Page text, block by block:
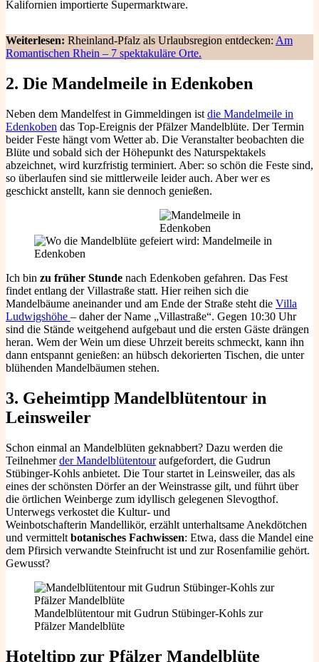
Kalifornien importierte Supermarktware.
Weiterlesen: Rheinland-Pfalz als Urlaubsregion entdecken: Am
Romantischen Rhein – 7 spektakuläre Orte.
2. Die Mandelmeile in Edenkoben
Neben dem Mandelfest in Gimmeldingen ist die Mandelmeile in
Edenkoben das Top-Ereignis der Pfälzer Mandelblüte. Der Termin
beider Feste hängt vom Wetter ab. Die Veranstalter beobachten die
Blüte und sobald sich der Höhepunkt des Naturspektakels
abzeichnet, wird kurzfristig terminiert. Aber: so schön die Feste sind,
so überlaufen sind sie mittlerweile leider auch. Aber wer es
geschickt anstellt, kann sie dennoch genießen.
Ich bin zu früher Stunde nach Edenkoben gefahren. Das Fest
findet entlang der Villastraße statt. Hier reihen sich die
Mandelbäume aneinander und am Ende der Straße steht die Villa
Ludwigshöhe – daher der Name „Villastraße“. Gegen 10:30 Uhr
sind die Stände weitgehend aufgebaut und die ersten Gäste drängen
heran. Wem der Wein um diese Uhrzeit bereits schmeckt, kann ihn
dann entspannt genießen: an hübsch dekorierten Tischen, die unter
blühenden Mandelbäumen stehen.
3. Geheimtipp Mandelblütentour in
Leinsweiler
Schon einmal an Mandelblüten geknabbert? Dazu werden die
Teilnehmerder Mandelblütentouraufgefordert, die Gudrun
Stübinger-Kohls anbietet. Die Tour startet in Leinsweiler, das als
eines der schönsten Dörfer an der Weinstrasse gilt, und führt über
die örtlichen Weinberge zum idyllisch gelegenen Slevogthof.
Unterwegs verkostet die Kultur- und
Weinbotschafterin Mandellikör, erzählt unterhaltsame Anekdötchen
und vermittelt botanisches Fachwissen: Etwa, dass die Mandel eine
dem Pfirsich verwandte Steinfrucht ist und zur Rosenfamilie gehört.
Gewusst?
Mandelblütentour mit Gudrun Stübinger-Kohls zur
Pfälzer Mandelblüte
Hoteltipp zur Pfälzer Mandelblüte